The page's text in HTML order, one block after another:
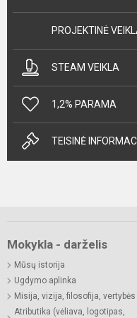
PROJEKTINĖ
STEAM VEIKLA
1,2% PARAMA
TEISINĖ
Mokykla - darželis
Mūsų istorija
Ugdymo aplinka
Misija, vizija, filosofija, vertybės
Atributika (vėliava, logotipas,